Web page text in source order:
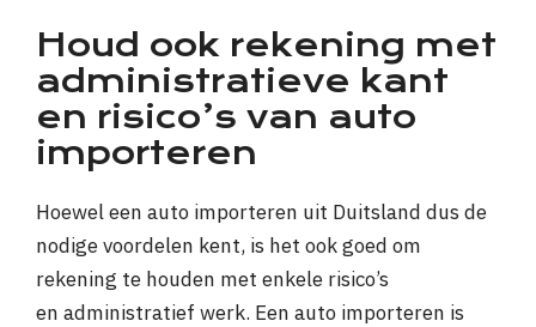
Houd ook rekening met
administratieve kant
en risico’s van auto
importeren
Hoewel een auto importeren uit Duitsland dus de
nodige voordelen kent, is het ook goed om
rekening te houden met enkele risico’s
en administratief werk. Een auto importeren is